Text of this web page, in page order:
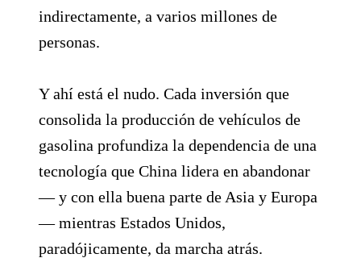
indirectamente, a varios millones de
personas.
Y ahí está el nudo. Cada inversión que
consolida la producción de vehículos de
gasolina profundiza la dependencia de una
tecnología que China lidera en abandonar
— y con ella buena parte de Asia y Europa
— mientras Estados Unidos,
paradójicamente, da marcha atrás.